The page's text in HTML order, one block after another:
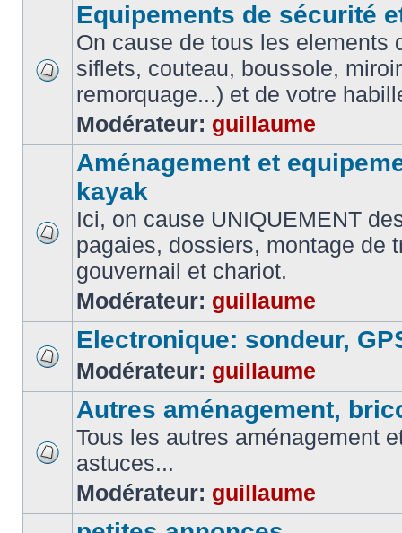
Equipements de sécurité
On cause de tous les elements
siflets, couteau, boussole,
remorquage...) et de votre
Modérateur: guillaume
Aménagement et
kayak
Ici, on cause UNIQUEMENT
pagaies, dossiers, montage de
gouvernail et chariot.
Modérateur: guillaume
Electronique: sondeur,
Modérateur: guillaume
Autres aménagement,
Tous les autres aménagement
astuces...
Modérateur: guillaume